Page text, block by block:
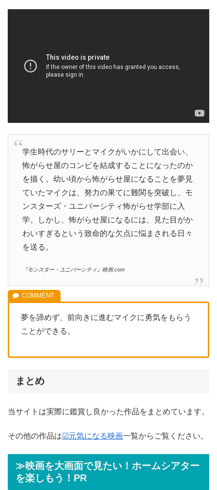
学生時代のサリーとマイクがいかにして出会い、
怖がらせ屋のコンビを結成することになったのか
を描く。幼い頃から怖がらせ屋になることを夢見
ていたマイクは、努力の果てに難関を突破し、モ
ンスターズ・ユニバーシティ怖がらせ学部に入
学。しかし、怖がらせ屋になるには、見た目がか
わいすぎるという致命的な欠点に悩まされる日々
を送る。
『モンスター・ユニバーシティ』映画.com
夢を諦めず、前向きに進むマイクに勇気をもらう
ことができる。
まとめ
当サイトは実際に鑑賞し良かった作品をまとめています。
その他の作品は☑元気になる映画一覧からご覧ください。
≫映画を大画面で見たい！ホームシアター
を楽しもう！PR